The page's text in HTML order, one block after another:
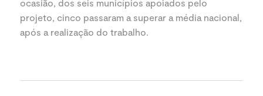
ocasião, dos seis municípios apoiados pelo
projeto, cinco passaram a superar a média nacional,
após a realização do trabalho.